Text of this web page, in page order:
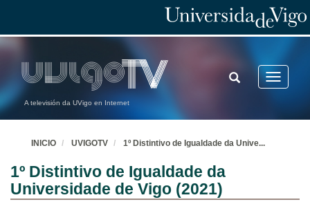
A televisión da UVigo en Internet
Toggle
TOGGLE
SEARCH
INICIO UVIGOTV 1º Distintivo de Igualdade da Unive...
1º Distintivo de Igualdade da
Universidade de Vigo (2021)